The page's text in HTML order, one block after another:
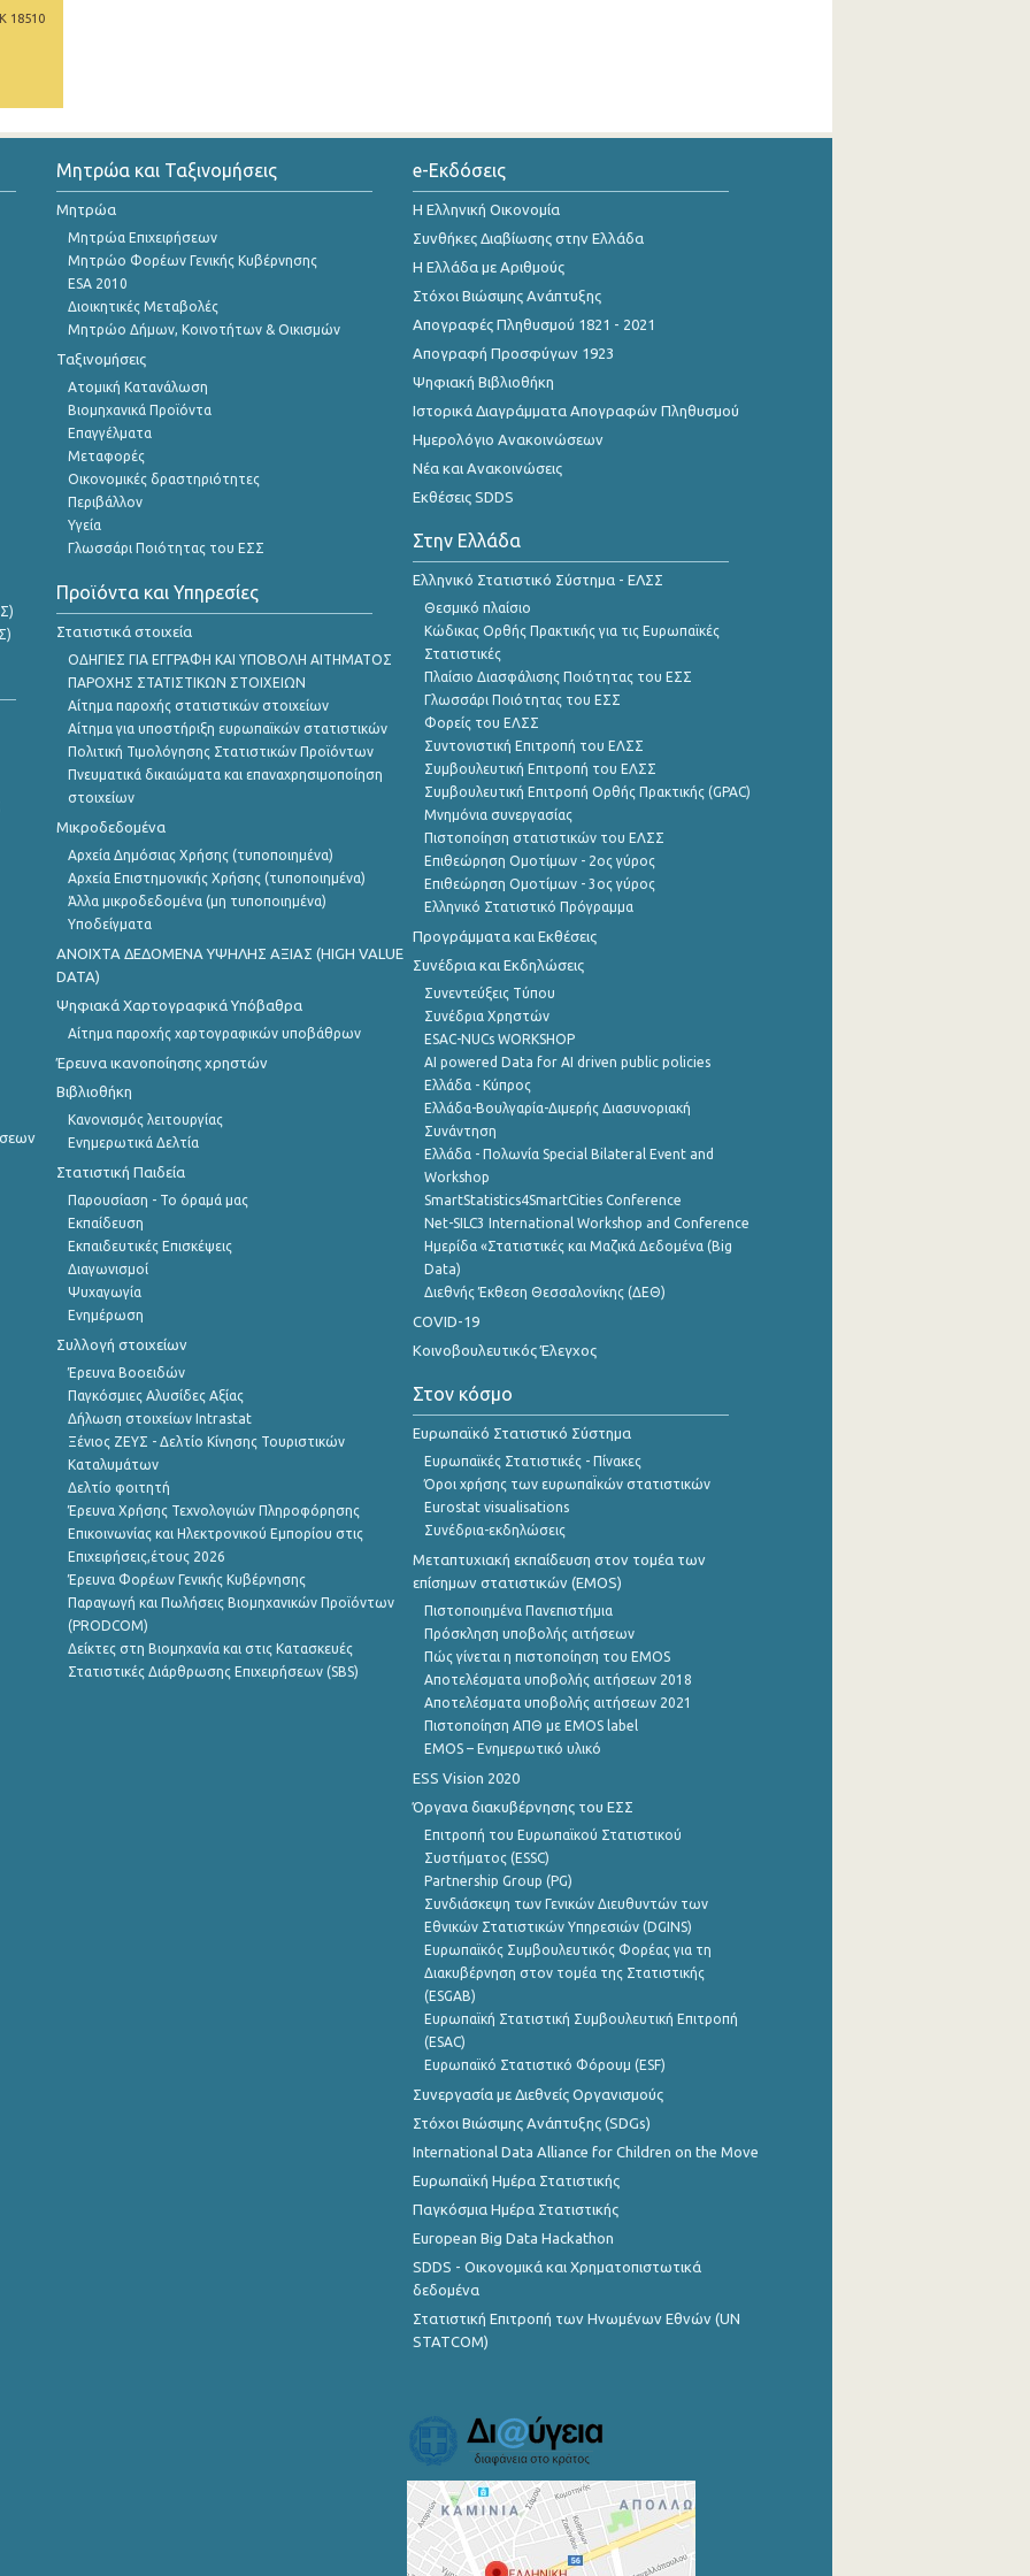
18510
Μητρώα και Ταξινομήσεις
Μητρώα
Μητρώα Επιχειρήσεων
Μητρώο Φορέων Γενικής Κυβέρνησης
ESA 2010
Διοικητικές Μεταβολές
Μητρώο Δήμων, Κοινοτήτων & Οικισμών
Ταξινομήσεις
Ατομική Κατανάλωση
Βιομηχανικά Προϊόντα
Επαγγέλματα
Μεταφορές
Οικονομικές δραστηριότητες
Περιβάλλον
Υγεία
Γλωσσάρι Ποιότητας του ΕΣΣ
Προϊόντα και Υπηρεσίες
Στατιστικά στοιχεία
ΟΔΗΓΙΕΣ ΓΙΑ ΕΓΓΡΑΦΗ ΚΑΙ ΥΠΟΒΟΛΗ ΑΙΤΗΜΑΤΟΣ
ΠΑΡΟΧΗΣ ΣΤΑΤΙΣΤΙΚΩΝ ΣΤΟΙΧΕΙΩΝ
Αίτημα παροχής στατιστικών στοιχείων
Αίτημα για υποστήριξη ευρωπαϊκών στατιστικών
Πολιτική Τιμολόγησης Στατιστικών Προϊόντων
Πνευματικά δικαιώματα και επαναχρησιμοποίηση
στοιχείων
Μικροδεδομένα
Αρχεία Δημόσιας Χρήσης (τυποποιημένα)
Αρχεία Επιστημονικής Χρήσης (τυποποιημένα)
Άλλα μικροδεδομένα (μη τυποποιημένα)
Υποδείγματα
ANOIXTA ΔΕΔΟΜΕΝΑ ΥΨΗΛΗΣ ΑΞΙΑΣ (HIGH VALUE
DATA)
Ψηφιακά Χαρτογραφικά Υπόβαθρα
Αίτημα παροχής χαρτογραφικών υποβάθρων
Έρευνα ικανοποίησης χρηστών
Βιβλιοθήκη
Κανονισμός λειτουργίας
Ενημερωτικά Δελτία
Στατιστική Παιδεία
Παρουσίαση - Το όραμά μας
Εκπαίδευση
Εκπαιδευτικές Επισκέψεις
Διαγωνισμοί
Ψυχαγωγία
Ενημέρωση
Συλλογή στοιχείων
Έρευνα Βοοειδών
Παγκόσμιες Αλυσίδες Αξίας
Δήλωση στοιχείων Intrastat
Ξένιος ΖΕΥΣ - Δελτίο Κίνησης Τουριστικών
Καταλυμάτων
Δελτίο φοιτητή
Έρευνα Χρήσης Τεχνολογιών Πληροφόρησης
Επικοινωνίας και Ηλεκτρονικού Εμπορίου στις
Επιχειρήσεις,έτους 2026
Έρευνα Φορέων Γενικής Κυβέρνησης
Παραγωγή και Πωλήσεις Βιομηχανικών Προϊόντων
(PRODCOM)
Δείκτες στη Βιομηχανία και στις Κατασκευές
Στατιστικές Διάρθρωσης Επιχειρήσεων (SBS)
e-Εκδόσεις
Η Ελληνική Οικονομία
Συνθήκες Διαβίωσης στην Ελλάδα
Η Ελλάδα με Αριθμούς
Στόχοι Βιώσιμης Ανάπτυξης
Απογραφές Πληθυσμού 1821 - 2021
Απογραφή Προσφύγων 1923
Ψηφιακή Βιβλιοθήκη
Ιστορικά Διαγράμματα Απογραφών Πληθυσμού
Ημερολόγιο Ανακοινώσεων
Νέα και Ανακοινώσεις
Εκθέσεις SDDS
Στην Ελλάδα
Ελληνικό Στατιστικό Σύστημα - ΕΛΣΣ
Θεσμικό πλαίσιο
Κώδικας Ορθής Πρακτικής για τις Ευρωπαϊκές
Στατιστικές
Πλαίσιο Διασφάλισης Ποιότητας του ΕΣΣ
Γλωσσάρι Ποιότητας του ΕΣΣ
Φορείς του ΕΛΣΣ
Συντονιστική Επιτροπή του ΕΛΣΣ
Συμβουλευτική Επιτροπή του ΕΛΣΣ
Συμβουλευτική Επιτροπή Ορθής Πρακτικής (GPAC)
Μνημόνια συνεργασίας
Πιστοποίηση στατιστικών του ΕΛΣΣ
Επιθεώρηση Ομοτίμων - 2ος γύρος
Επιθεώρηση Ομοτίμων - 3ος γύρος
Ελληνικό Στατιστικό Πρόγραμμα
Προγράμματα και Εκθέσεις
Συνέδρια και Εκδηλώσεις
Συνεντεύξεις Τύπου
Συνέδρια Χρηστών
ESAC-NUCs WORKSHOP
AI powered Data for AI driven public policies
Ελλάδα - Κύπρος
Ελλάδα-Βουλγαρία-Διμερής Διασυνοριακή
Συνάντηση
Ελλάδα - Πολωνία Special Bilateral Event and
Workshop
SmartStatistics4SmartCities Conference
Net-SILC3 International Workshop and Conference
Ημερίδα «Στατιστικές και Μαζικά Δεδομένα (Big
Data)
Διεθνής Έκθεση Θεσσαλονίκης (ΔΕΘ)
COVID-19
Κοινοβουλευτικός Έλεγχος
Στον κόσμο
Ευρωπαϊκό Στατιστικό Σύστημα
Ευρωπαϊκές Στατιστικές - Πίνακες
Όροι χρήσης των ευρωπαΪκών στατιστικών
Eurostat visualisations
Συνέδρια-εκδηλώσεις
Μεταπτυχιακή εκπαίδευση στον τομέα των
επίσημων στατιστικών (EMOS)
Πιστοποιημένα Πανεπιστήμια
Πρόσκληση υποβολής αιτήσεων
Πώς γίνεται η πιστοποίηση του EMOS
Αποτελέσματα υποβολής αιτήσεων 2018
Αποτελέσματα υποβολής αιτήσεων 2021
Πιστοποίηση ΑΠΘ με EMOS label
EMOS – Ενημερωτικό υλικό
ESS Vision 2020
Όργανα διακυβέρνησης του ΕΣΣ
Επιτροπή του Ευρωπαϊκού Στατιστικού
Συστήματος (ESSC)
Partnership Group (PG)
Συνδιάσκεψη των Γενικών Διευθυντών των
Εθνικών Στατιστικών Υπηρεσιών (DGINS)
Ευρωπαϊκός Συμβουλευτικός Φορέας για τη
Διακυβέρνηση στον τομέα της Στατιστικής
(ESGAB)
Ευρωπαϊκή Στατιστική Συμβουλευτική Επιτροπή
(ESAC)
Ευρωπαϊκό Στατιστικό Φόρουμ (ESF)
Συνεργασία με Διεθνείς Οργανισμούς
Στόχοι Βιώσιμης Ανάπτυξης (SDGs)
International Data Alliance for Children on the Move
Ευρωπαϊκή Ημέρα Στατιστικής
Παγκόσμια Ημέρα Στατιστικής
European Big Data Hackathon
SDDS - Οικονομικά και Χρηματοπιστωτικά
δεδομένα
Στατιστική Επιτροπή των Ηνωμένων Εθνών (UN
STATCOM)